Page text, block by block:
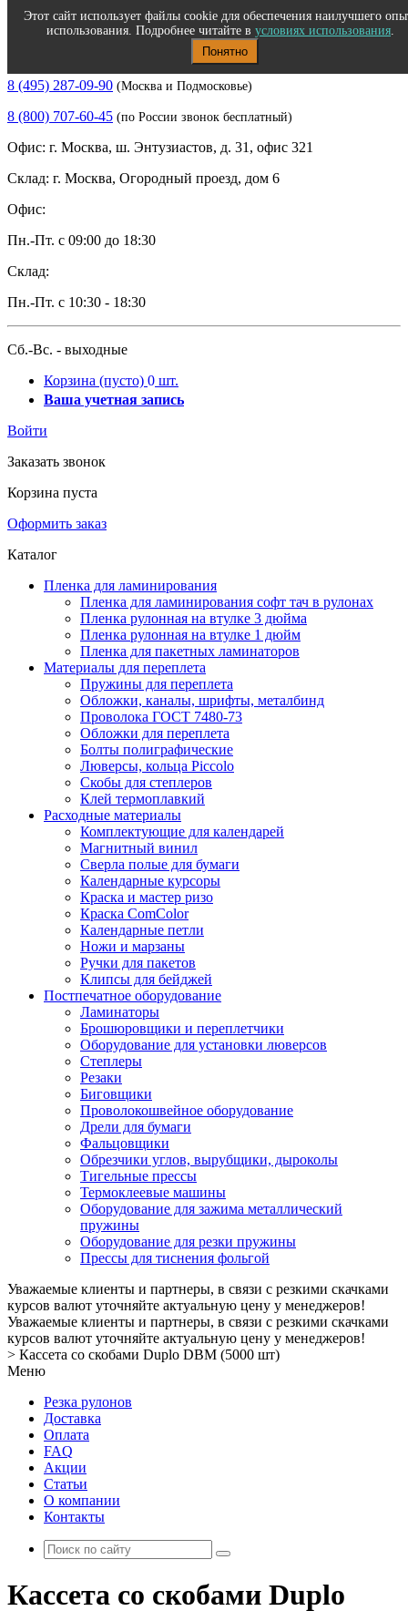
Полиграфическое и офисное оборудование
8 (495) 287-09-90 (Москва и Подмосковье)
8 (800) 707-60-45 (по России звонок бесплатный)
Офис: г. Москва, ш. Энтузиастов, д. 31, офис 321
Склад: г. Москва, Огородный проезд, дом 6
Офис:
Пн.-Пт. с 09:00 до 18:30
Склад:
Пн.-Пт. с 10:30 - 18:30
Сб.-Вс. - выходные
Корзина (пусто) 0 шт.
Ваша учетная запись
Войти
Заказать звонок
Корзина пуста
Оформить заказ
Каталог
Пленка для ламинирования
Пленка для ламинирования софт тач в рулонах
Пленка рулонная на втулке 3 дюйма
Пленка рулонная на втулке 1 дюйм
Пленка для пакетных ламинаторов
Материалы для переплета
Пружины для переплета
Обложки, каналы, шрифты, металбинд
Проволока ГОСТ 7480-73
Обложки для переплета
Болты полиграфические
Люверсы, кольца Piccolo
Скобы для степлеров
Клей термоплавкий
Расходные материалы
Комплектующие для календарей
Магнитный винил
Сверла полые для бумаги
Календарные курсоры
Краска и мастер ризо
Краска ComColor
Календарные петли
Ножи и марзаны
Ручки для пакетов
Клипсы для бейджей
Постпечатное оборудование
Ламинаторы
Брошюровщики и переплетчики
Оборудование для установки люверсов
Степлеры
Резаки
Биговщики
Проволокошвейное оборудование
Дрели для бумаги
Фальцовщики
Обрезчики углов, вырубщики, дыроколы
Тигельные прессы
Термоклеевые машины
Оборудование для зажима металлический
пружины
Оборудование для резки пружины
Прессы для тиснения фольгой
Уважаемые клиенты и партнеры, в связи с резкими скачками
курсов валют уточняйте актуальную цену у менеджеров!
Уважаемые клиенты и партнеры, в связи с резкими скачками
курсов валют уточняйте актуальную цену у менеджеров!
> Кассета со скобами Duplo DBM (5000 шт)
Меню
Резка рулонов
Доставка
Оплата
FAQ
Акции
Статьи
О компании
Контакты
Кассета со скобами Duplo
Этот сайт использует файлы cookie для обеспечения наилучшего
использования. Подробнее читайте в условиях использования.
Понятно